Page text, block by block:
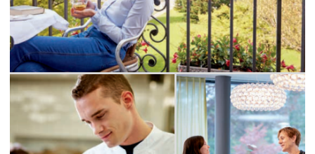
Годы опыта
С 2011 года мы организуем элитное
лечение по швейцарским стандартам
с максимально персонализированным
подходом.